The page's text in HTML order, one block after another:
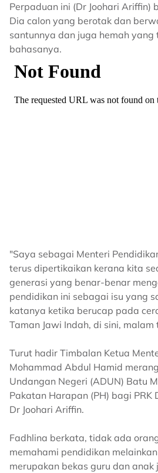
Perpaduan ini (Dr Joohari Ariffin)
Dia calon yang berotak dan
santunnya dan juga hemah yang
bahasanya.
"Saya sebagai Menteri
terus dipertikaikan kerana kita
generasi yang benar-benar
pendidikan ini sebagai isu yang
katanya ketika berucap pada
Taman Jawi Indah, di sini, malam
Turut hadir Timbalan Ketua
Mohammad Abdul Hamid
Undangan Negeri (ADUN) Batu
Pakatan Harapan (PH) bagi PRK
Dr Joohari Ariffin.
Fadhlina berkata, tidak ada
memahami pendidikan
merupakan bekas guru dan anak